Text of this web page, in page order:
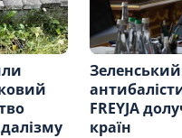
FREYJA
країн